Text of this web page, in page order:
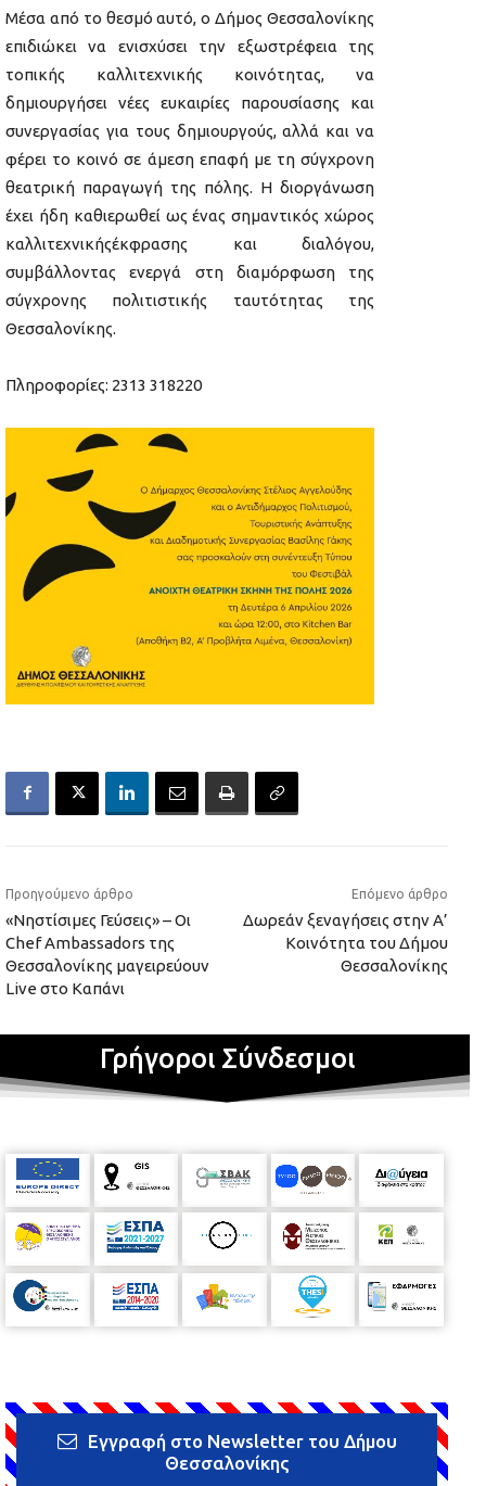
Μέσα από το θεσμό αυτό, ο Δήμος Θεσσαλονίκης
επιδιώκει να ενισχύσει την εξωστρέφεια της
τοπικής καλλιτεχνικής κοινότητας, να
δημιουργήσει νέες ευκαιρίες παρουσίασης και
συνεργασίας για τους δημιουργούς, αλλά και να
φέρει το κοινό σε άμεση επαφή με τη σύγχρονη
θεατρική παραγωγή της πόλης. Η διοργάνωση
έχει ήδη καθιερωθεί ως ένας σημαντικός χώρος
καλλιτεχνικήςέκφρασης και διαλόγου,
συμβάλλοντας ενεργά στη διαμόρφωση της
σύγχρονης πολιτιστικής ταυτότητας της
Θεσσαλονίκης.
Πληροφορίες: 2313 318220
Προηγούμενο άρθρο
«Νηστίσιμες Γεύσεις» – Οι
Chef Ambassadors της
Θεσσαλονίκης μαγειρεύουν
Live στο Καπάνι
Επόμενο άρθρο
Δωρεάν ξεναγήσεις στην Α’
Κοινότητα του Δήμου
Θεσσαλονίκης
Γρήγοροι Σύνδεσμοι
Εγγραφή στο Newsletter του Δήμου
Θεσσαλονίκης